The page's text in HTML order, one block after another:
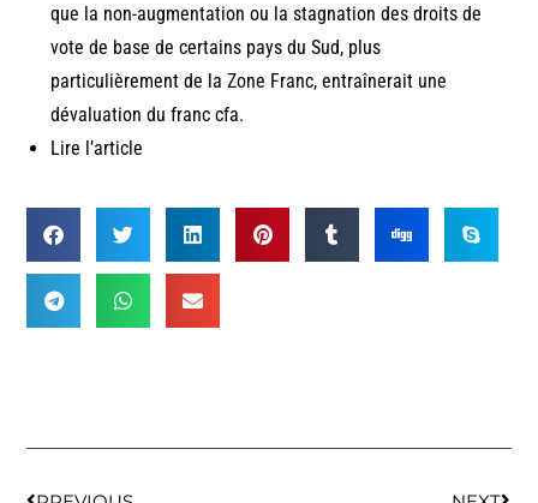
que la non-augmentation ou la stagnation des droits de
vote de base de certains pays du Sud, plus
particulièrement de la Zone Franc, entraînerait une
dévaluation du franc cfa.
Lire l’article